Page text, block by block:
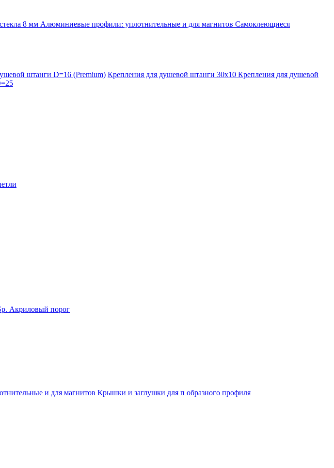
8 мм Алюминиевые профили: уплотнительные и для магнитов Самоклеющиеся
штанги D=16 (Premium) Крепления для душевой штанги 30x10 Крепления для душевой
Акриловый порог
и для магнитов Крышки и заглушки для п образного профиля